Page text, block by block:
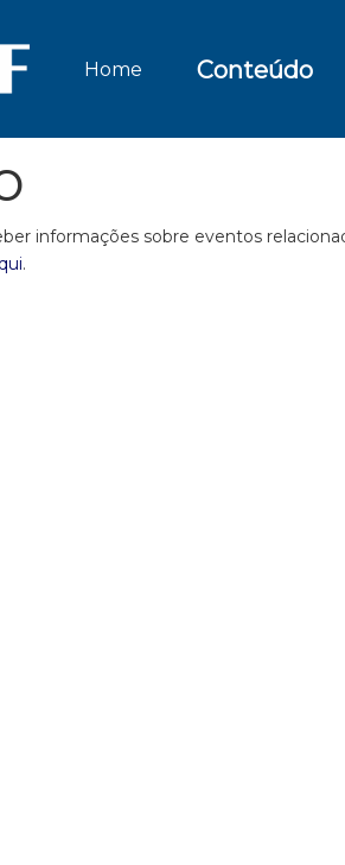
Home Conteúdo
informações sobre eventos
.